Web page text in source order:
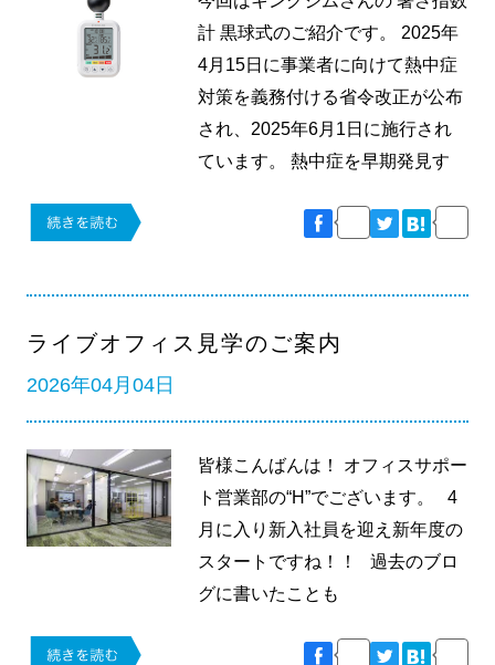
計 黒球式のご紹介です。 2025年
4月15日に事業者に向けて熱中症
対策を義務付ける省令改正が公布
され、2025年6月1日に施行され
ています。 熱中症を早期発見す
ライブオフィス見学のご案内
2026年04月04日
皆様こんばんは！ オフィスサポー
ト営業部の“H”でございます。 4
月に入り新入社員を迎え新年度の
スタートですね！！ 過去のブロ
グに書いたことも